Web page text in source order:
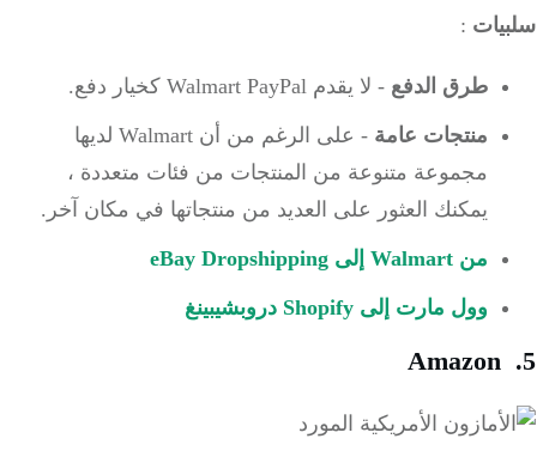
:
طرق الدفع- لا يقدم Walmart PayPal كخيار دفع.
منتجات عامة
- على الرغم من أن Walmart لديها
مجموعة متنوعة من المنتجات من فئات متعددة ،
يمكنك العثور على العديد من منتجاتها في مكان آخر.
من Walmart إلى eBay Dropshipping
وول مارت إلى Shopify دروبشيبينغ
Amazon